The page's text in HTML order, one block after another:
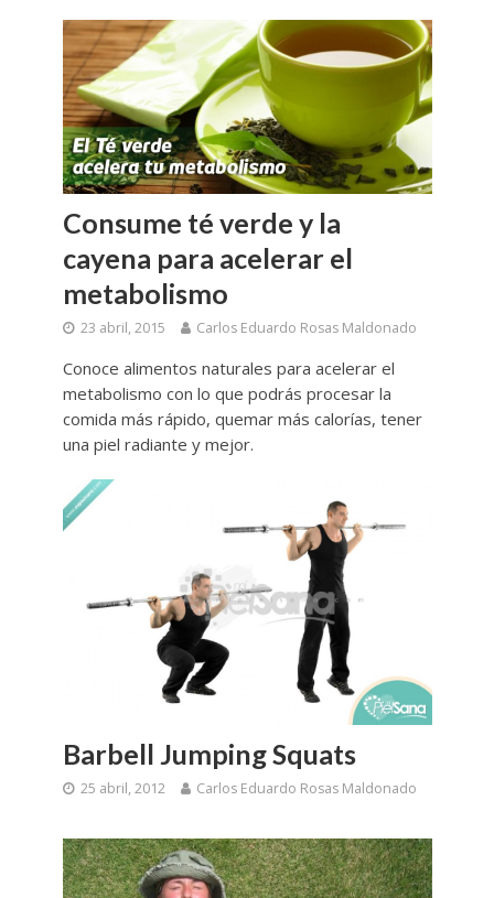
Consume té verde y la
cayena para acelerar el
metabolismo
23 abril, 2015 Carlos Eduardo Rosas Maldonado
Conoce alimentos naturales para acelerar el
metabolismo con lo que podrás procesar la
comida más rápido, quemar más calorías, tener
una piel radiante y mejor.
Barbell Jumping Squats
25 abril, 2012 Carlos Eduardo Rosas Maldonado